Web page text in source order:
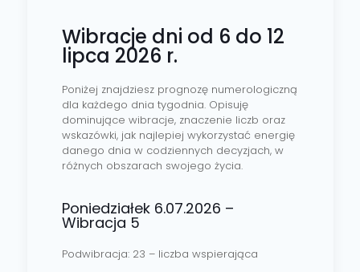
Wibracje dni od 6 do 12
lipca 2026 r.
Poniżej znajdziesz prognozę numerologiczną
dla każdego dnia tygodnia. Opisuję
dominujące wibracje, znaczenie liczb oraz
wskazówki, jak najlepiej wykorzystać energię
danego dnia w codziennych decyzjach, w
różnych obszarach swojego życia.
Poniedziałek 6.07.2026 –
Wibracja 5
Podwibracja: 23 – liczba wspierająca